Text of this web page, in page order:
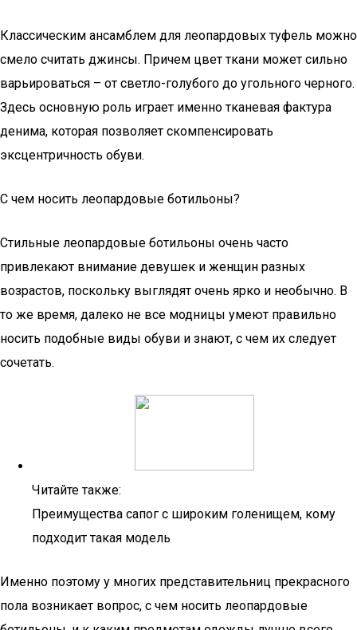
Классическим ансамблем для леопардовых туфель можно
смело считать джинсы. Причем цвет ткани может сильно
варьироваться – от светло-голубого до угольного черного.
Здесь основную роль играет именно тканевая фактура
денима, которая позволяет скомпенсировать
эксцентричность обуви.
С чем носить леопардовые ботильоны?
Стильные леопардовые ботильоны очень часто
привлекают внимание девушек и женщин разных
возрастов, поскольку выглядят очень ярко и необычно. В
то же время, далеко не все модницы умеют правильно
носить подобные виды обуви и знают, с чем их следует
сочетать.
Читайте также:
Преимущества сапог с широким голенищем, кому
подходит такая модель
Именно поэтому у многих представительниц прекрасного
пола возникает вопрос, с чем носить леопардовые